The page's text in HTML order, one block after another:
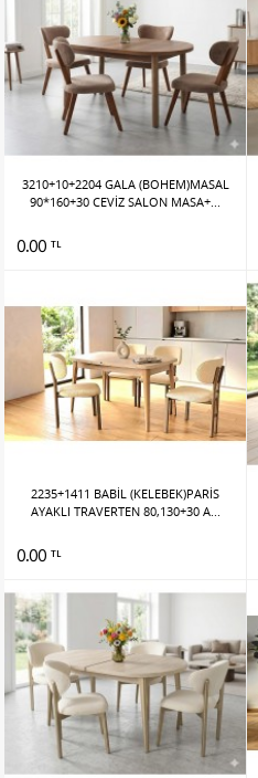
3210+10+2204 GALA (BOHEM)MASAL
90*160+30 CEVİZ SALON MASA+...
0.00 TL
2235+1411 BABİL (KELEBEK)PARİS
AYAKLI TRAVERTEN 80,130+30 A...
0.00 TL